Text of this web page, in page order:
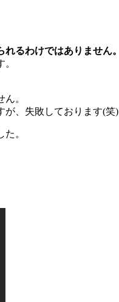
るわけではありません。
。
が、失敗しております(笑)
。